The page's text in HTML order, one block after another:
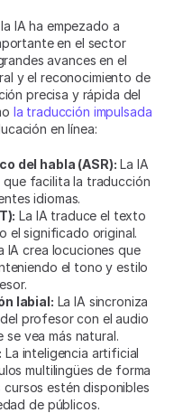
IA ha empezado a
en el sector
avances en el
y el reconocimiento de
precisa y rápida del
la traducción impulsada
en línea:
del habla (ASR): La IA
facilita la traducción
idiomas.
La IA traduce el texto
el significado original.
IA crea locuciones que
el tono y estilo
labial: La IA sincroniza
profesor con el audio
vea más natural.
La inteligencia artificial
multilingües de forma
estén disponibles
de públicos.